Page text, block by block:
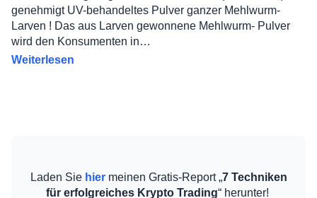
genehmigt UV-behandeltes Pulver ganzer Mehlwurm-
Larven ! Das aus Larven gewonnene Mehlwurm- Pulver
wird den Konsumenten in…
Weiterlesen
Laden Sie hiermeinen Gratis-Report „7 Techniken
für erfolgreiches Krypto Trading“ herunter!